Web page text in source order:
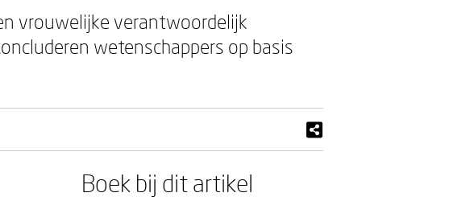
vrouwelijke verantwoordelijk
wetenschappers op basis
Boek bij dit artikel